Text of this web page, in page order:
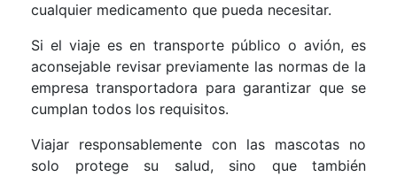
cualquier medicamento que pueda necesitar.
Si el viaje es en transporte público o avión, es
aconsejable revisar previamente las normas de la
empresa transportadora para garantizar que se
cumplan todos los requisitos.
Viajar responsablemente con las mascotas no
solo protege su salud, sino que también